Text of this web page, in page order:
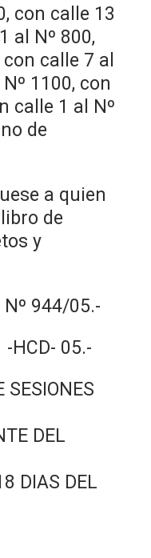
con calle 13
al Nº 800,
calle 7 al
1100, con
calle 1 al Nº
de
a quien
de
y
Nº 944/05.-
-HCD- 05.-
SESIONES
DEL
DIAS DEL